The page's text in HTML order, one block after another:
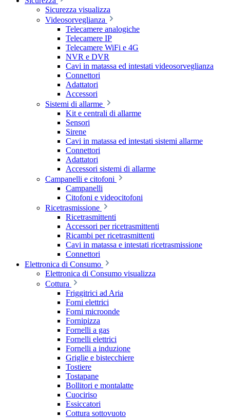
Sicurezza visualizza
Videosorveglianza
Telecamere analogiche
Telecamere IP
Telecamere WiFi e 4G
NVR e DVR
Cavi in matassa ed intestati videosorveglianza
Connettori
Adattatori
Accessori
Sistemi di allarme
Kit e centrali di allarme
Sensori
Sirene
Cavi in matassa ed intestati sistemi allarme
Connettori
Adattatori
Accessori sistemi di allarme
Campanelli e citofoni
Campanelli
Citofoni e videocitofoni
Ricetrasmissione
Ricetrasmittenti
Accessori per ricetrasmittenti
Ricambi per ricetrasmittenti
Cavi in matassa e intestati ricetrasmissione
Connettori
Elettronica di Consumo
Elettronica di Consumo visualizza
Cottura
Friggitrici ad Aria
Forni elettrici
Forni microonde
Fornipizza
Fornelli a gas
Fornelli elettrici
Fornelli a induzione
Griglie e bistecchiere
Tostiere
Tostapane
Bollitori e montalatte
Cuociriso
Essiccatori
Cottura sottovuoto